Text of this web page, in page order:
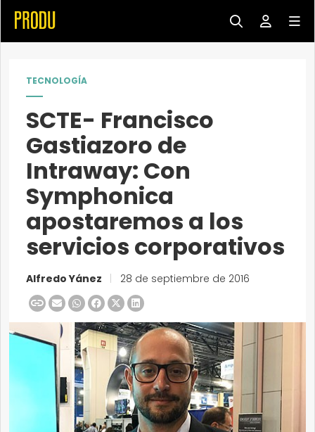
TECNOLOGÍA
SCTE- Francisco
Gastiazoro de
Intraway: Con
Symphonica
apostaremos a los
servicios corporativos
Alfredo Yánez 28 de septiembre de 2016